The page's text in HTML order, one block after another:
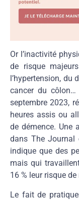
Or l’inactivité
de risque
l’hypertension, du
cancer du côlon…
septembre 2023,
heures assis ou
de démence. Une
dans The Journal
indique que des
mais qui
16 % leur risque
Le fait de